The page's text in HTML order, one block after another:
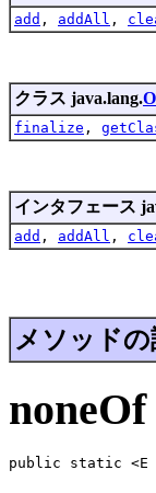
add , addAll ,
クラス java.lang.
finalize ,
インタフェース
add , addAll ,
メソッドの
noneOf
public static <E